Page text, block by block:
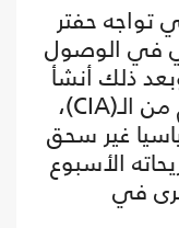
تواجه حفتر
في الوصول
في ثورة عام 1969، وبعد ذلك أنشأ
حركة معارضة حصلت على دعم من الـ(CIA)،
غير سحق
الأسبوع
في